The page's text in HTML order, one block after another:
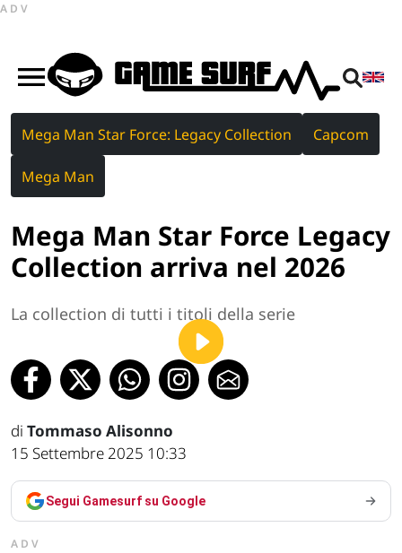
ADV
Mega Man Star Force: Legacy Collection Capcom
Mega Man
Mega Man Star Force Legacy
Collection arriva nel 2026
La collection di tutti i titoli della serie
di Tommaso Alisonno
15 Settembre 2025 10:33
Segui Gamesurf su Google
ADV